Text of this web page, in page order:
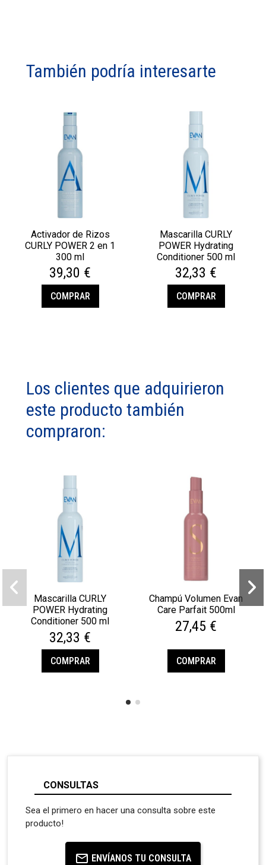
También podría interesarte
Activador de Rizos
CURLY POWER 2 en 1
300 ml
39,30 €
COMPRAR
Mascarilla CURLY
POWER Hydrating
Conditioner 500 ml
32,33 €
COMPRAR
Los clientes que adquirieron
este producto también
compraron:
Mascarilla CURLY
POWER Hydrating
Conditioner 500 ml
32,33 €
COMPRAR
Champú Volumen Evan
Care Parfait 500ml
27,45 €
COMPRAR
CONSULTAS
Sea el primero en hacer una consulta sobre este
producto!
ENVÍANOS TU CONSULTA